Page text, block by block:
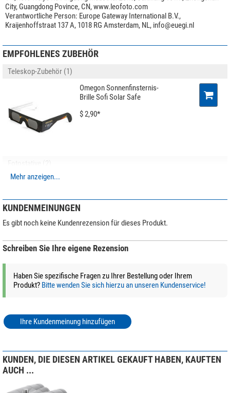
Höhe (mm)
57
Gewicht (g)
60
Anwendungsgebiete
Ansitz
Drückjagd
gut
weite Distanz
mittel
Sportschützen
City, Guangdong Povince, CN, www.leofoto.com
Verantwortliche Person: Europe Gateway International B.V.,
Kraijenhoffstraat 137 A, 1018 RG Amsterdam, NL, info@euegi.nl
EMPFOHLENES ZUBEHÖR
Teleskop-Zubehör (1)
Omegon Sonnenfinsternis-
Brille Sofi Solar Safe
$ 2,90*
Fotostative (2)
MK-40 +
Waffenklemmhalterung GS-3
$ 620,-*
+ Weitere Zubehörprodukte in dieser Kategorie: 1
Mehr anzeigen...
KUNDENMEINUNGEN
Es gibt noch keine Kundenrezension für dieses Produkt.
Schreiben Sie Ihre eigene Rezension
Haben Sie spezifische Fragen zu Ihrer Bestellung oder Ihrem
Produkt? Bitte wenden Sie sich hierzu an unseren Kundenservice!
Ihre Kundenmeinung hinzufügen
KUNDEN, DIE DIESEN ARTIKEL GEKAUFT HABEN, KAUFTEN
AUCH ...